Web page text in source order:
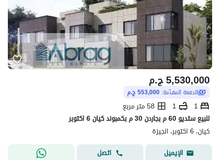
ج.م5,530,000
الدفعة المقدّمة: 553,000 ج.م
1
1
58 متر مربع
للبيع ستديو 60 م بجاردن 30 م بكمبوند كيان 6 اكتوبر
كيان، 6 اكتوبر، الجيزة
الإيميل
اتصل